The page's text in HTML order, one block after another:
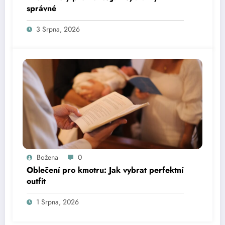
správné
3 Srpna, 2026
Božena 0
Oblečení pro kmotru: Jak vybrat perfektní
outfit
1 Srpna, 2026